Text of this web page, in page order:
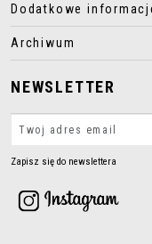
Dodatkowe
Archiwum
NEWSLETTER
Zapisz się do newslettera